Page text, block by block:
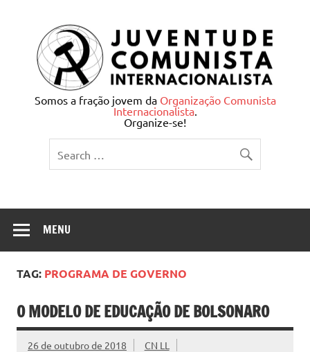
Juventude Comunista
Internacionalista
Somos a fração jovem da Organização Comunista
Internacionalista.
Organize-se!
MENU
TAG: PROGRAMA DE GOVERNO
O MODELO DE EDUCAÇÃO DE BOLSONARO
26 de outubro de 2018 CN LL